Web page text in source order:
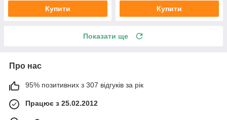
Купити Купити
Показати ще
Про нас
95% позитивних з 307 відгуків за рік
Працює з 25.02.2012